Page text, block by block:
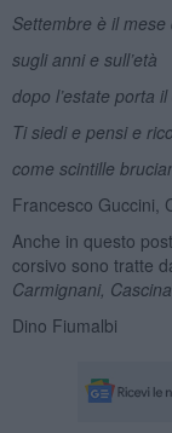
Settembre è il mese
sugli anni e sull’età
dopo l’estate porta
Ti siedi e pensi e
come scintille
Francesco Guccini,
Anche in questo
corsivo sono tratte
Carmignani,
Dino Fiumalbi